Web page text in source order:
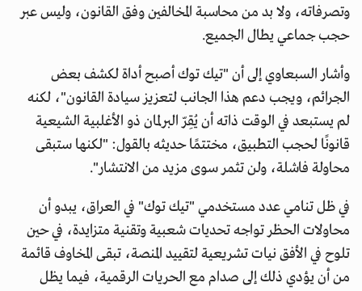
وتصرفاته، ولا بد من محاسبة المخالفين وفق القانون، وليس عبر
حجب جماعي يطال الجميع.
وأشار السبعاوي إلى أن "تيك توك أصبح أداة لكشف بعض
الجرائم، ويجب دعم هذا الجانب لتعزيز سيادة القانون"، لكنه
لم يستبعد في الوقت ذاته أن يُقِرّ البرلمان ذو الأغلبية الشيعية
قانونًا لحجب التطبيق، مختتمًا حديثه بالقول: "لكنها ستبقى
محاولة فاشلة، ولن تثمر سوى مزيد من الانتشار".
في ظل تنامي عدد مستخدمي "تيك توك" في العراق، يبدو أن
محاولات الحظر تواجه تحديات شعبية وتقنية متزايدة، في حين
تلوح في الأفق نيات تشريعية لتقييد المنصة، تبقى المخاوف قائمة
من أن يؤدي ذلك إلى صدام مع الحريات الرقمية، فيما يظل